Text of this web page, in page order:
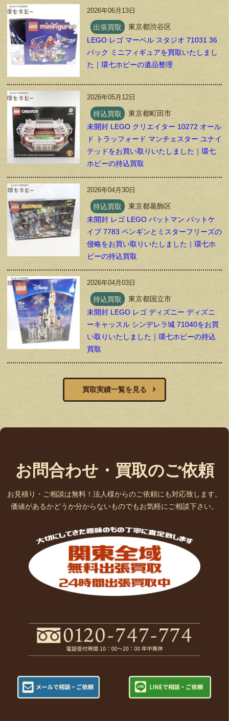
2026年06月13日
出張買取
東京都渋谷区
LEGO レゴ マーベル スタジオ 71031 36
パック ミニフィギュアを買取いたしまし
た｜環七ホビーの遺品整理
2026年05月12日
持込買取
東京都町田市
未開封 LEGO クリエイター 10272 オール
ド トラッフォード マンチェスター ユナイ
テッドをお買い取りいたしました｜環七
ホビーの持込買取
2026年04月30日
持込買取
東京都葛飾区
未開封 レゴ LEGO バットマン バットケ
イブ 7783 ペンギンとミスターフリーズの
侵略をお買い取りいたしました｜環七ホ
ビーの持込買取
2026年04月03日
持込買取
東京都国立市
未開封 LEGO レゴ ディズニー ディズニ
ーキャッスル シンデレラ城 71040をお買
い取りいたしました｜環七ホビーの持込
買取
買取実績一覧を見る
お問合わせ・買取のご依頼
お見積り・ご相談は無料！法人様からのご依頼にも対応致します。
価値があるかどうか分からないものでもお気軽にご相談下さい。